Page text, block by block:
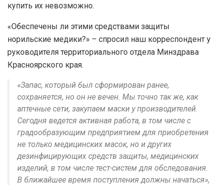
купить их невозможно.
«Обеспечены ли этими средствами защиты
норильские медики?» – спросил наш корреспондент у
руководителя территориального отдела Минздрава
Красноярского края.
«Запас, который был сформирован ранее,
сохраняется, но он не вечен. Мы точно так же, как
аптечные сети, закупаем маски у производителей.
Сегодня ведется активная работа, в том числе с
градообразующим предприятием для приобретения
не только медицинских масок, но и других
дезинфицирующих средств защиты, медицинских
изделий, в том числе тест-систем для обследования.
В ближайшее время поступления должны начаться»,